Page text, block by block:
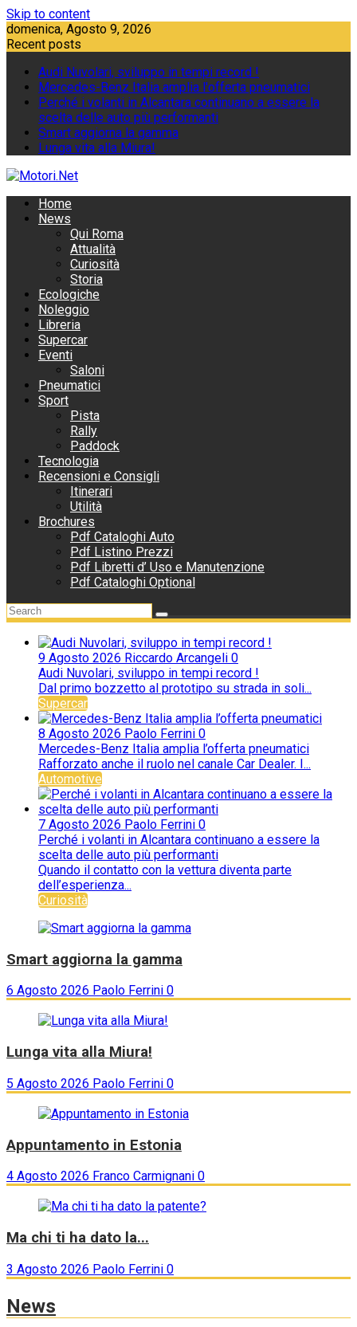
Skip to content
domenica, Agosto 9, 2026
Recent posts
Audi Nuvolari, sviluppo in tempi record !
Mercedes-Benz Italia amplia l'offerta pneumatici
Perché i volanti in Alcantara continuano a essere la
scelta delle auto più performanti
Smart aggiorna la gamma
Lunga vita alla Miura!
Home
News
Qui Roma
Attualità
Curiosità
Storia
Ecologiche
Noleggio
Libreria
Supercar
Eventi
Saloni
Pneumatici
Sport
Pista
Rally
Paddock
Tecnologia
Recensioni e Consigli
Itinerari
Utilità
Brochures
Pdf Cataloghi Auto
Pdf Listino Prezzi
Pdf Libretti d’ Uso e Manutenzione
Pdf Cataloghi Optional
9 Agosto 2026 Riccardo Arcangeli 0
Audi Nuvolari, sviluppo in tempi record !
Dal primo bozzetto al prototipo su strada in soli...
Supercar
8 Agosto 2026 Paolo Ferrini 0
Mercedes-Benz Italia amplia l’offerta pneumatici
Rafforzato anche il ruolo nel canale Car Dealer. I...
Automotive
7 Agosto 2026 Paolo Ferrini 0
Perché i volanti in Alcantara continuano a essere la
scelta delle auto più performanti
Quando il contatto con la vettura diventa parte
dell’esperienza...
Curiosità
Smart aggiorna la gamma
6 Agosto 2026 Paolo Ferrini 0
Lunga vita alla Miura!
5 Agosto 2026 Paolo Ferrini 0
Appuntamento in Estonia
4 Agosto 2026 Franco Carmignani 0
Ma chi ti ha dato la...
3 Agosto 2026 Paolo Ferrini 0
News